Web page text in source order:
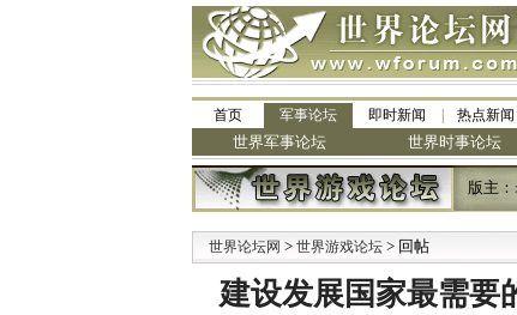
首页 军事论坛 即时新闻 热点新闻
世界军事论坛 世界时事论坛
版主：
世界论坛网 > 世界游戏论坛 > 回帖 九阳
建设发展国家最需要